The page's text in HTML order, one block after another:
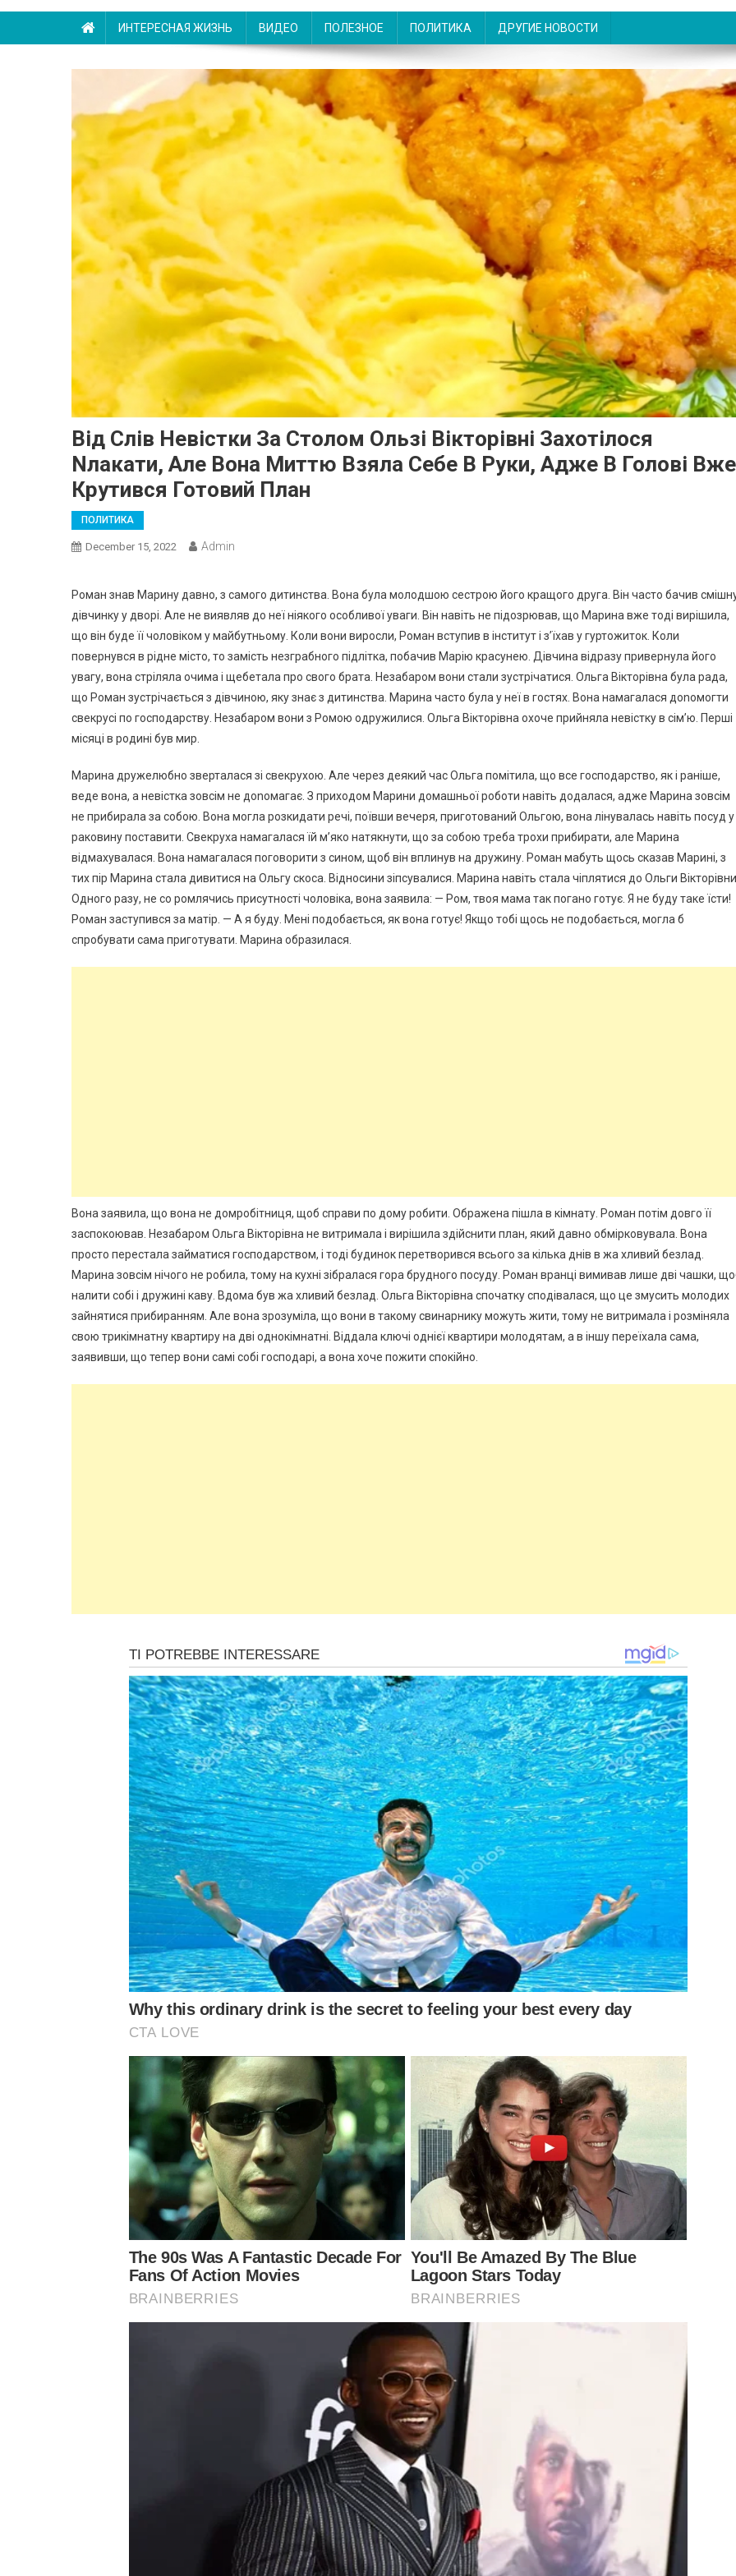
ИНТЕРЕСНАЯ ЖИЗНЬ ВИДЕО ПОЛЕЗНОЕ ПОЛИТИКА ДРУГИЕ НОВОСТИ
Від Слів Невістки За Столом Ользі Вікторівні Захотілося
Nлакати, Але Вона Миттю Взяла Себе В Руки, Адже В Голові Вже
Крутився Готовий План
ПОЛИТИКА
December 15, 2022 Admin
Роман знав Марину давно, з самого дитинства. Вона була молодшою сестрою його кращого друга. Він часто бачив
дівчинку у дворі. Але не виявляв до неї ніякого особливої уваги. Він навіть не підозрював, що Марина вже тоді вирішила,
що він буде її чоловіком у майбутньому. Коли вони виросли, Роман вступив в інститут і з’їхав у гуртожиток. Коли
повернувся в рідне місто, то замість незграбного підлітка, побачив Марію красунею. Дівчина відразу привернула його
увагу, вона стріляла очима і щебетала про свого брата. Незабаром вони стали зустрічатися. Ольга Вікторівна була рада,
що Роман зустрічається з дівчиною, яку знає з дитинства. Марина часто була у неї в гостях. Вона намагалася доnомогти
свекрусі по господарству. Незабаром вони з Ромою одружилися. Ольга Вікторівна охоче прийняла невістку в сім’ю. Перші
місяці в родині був мир.
Марина дружелюбно зверталася зі свекрухою. Але через деякий час Ольга помітила, що все господарство, як і раніше,
веде вона, а невістка зовсім не доnомагає. З приходом Марини домашньої роботи навіть додалася, адже Марина зовсім
не прибирала за собою. Вона могла розкидати речі, поївши вечеря, приготований Ольгою, вона лінувалась навіть посуд у
раковину поставити. Свекруха намагалася їй м’яко натякнути, що за собою треба трохи прибирати, але Марина
відмахувалася. Вона намагалася поговорити з сином, щоб він вплинув на дружину. Роман мабуть щось сказав Марині, з
тих пір Марина стала дивитися на Ольгу скоса. Відносини зіпсувалися. Марина навіть стала чіплятися до Ольги
Одного разу, не со ромлячись присутності чоловіка, вона заявила: — Ром, твоя мама так погано готує. Я не буду таке їсти!
Роман заступився за матір. — А я буду. Мені подобається, як вона готує! Якщо тобі щось не подобається, могла б
спробувати сама приготувати. Марина образилася.
Вона заявила, що вона не домробітниця, щоб справи по дому робити. Ображена пішла в кімнату. Роман потім довго її
заспокоював. Незабаром Ольга Вікторівна не витримала і вирішила здійснити план, який давно обмірковувала. Вона
просто перестала займатися господарством, і тоді будинок перетворився всього за кілька днів в жа хливий безлад.
Марина зовсім нічого не робила, тому на кухні зібралася гора брудного посуду. Роман вранці вимивав лише дві чашки,
налити собі і дружині каву. Вдома був жа хливий безлад. Ольга Вікторівна спочатку сподівалася, що це змусить молодих
зайнятися прибиранням. Але вона зрозуміла, що вони в такому свинарнику можуть жити, тому не витримала і розміняла
свою трикімнатну квартиру на дві однокімнатні. Віддала ключі однієї квартири молодятам, а в іншу переїхала сама,
заявивши, що тепер вони самі собі господарі, а вона хоче пожити спокійно.